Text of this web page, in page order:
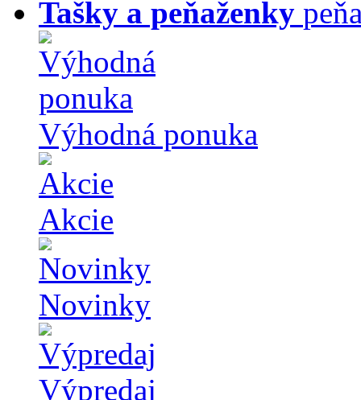
Tašky a peňaženky
Výhodná ponuka
Akcie
Novinky
Výpredaj